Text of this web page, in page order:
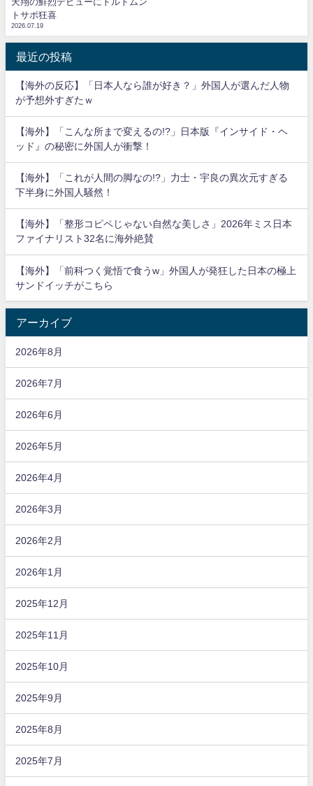
トサポ狂喜
2026.07.19
最近の投稿
【海外の反応】「日本人なら誰が好き？」外国人が選んだ人物
が予想外すぎたｗ
【海外】「こんな所まで変えるの!?」日本版『インサイド・ヘ
ッド』の秘密に外国人が衝撃！
【海外】「これが人間の脚なの!?」力士・宇良の異次元すぎる
下半身に外国人騒然！
【海外】「整形コピペじゃない自然な美しさ」2026年ミス日本
ファイナリスト32名に海外絶賛
【海外】「前科つく覚悟で食うw」外国人が発狂した日本の極上
サンドイッチがこちら
アーカイブ
2026年8月
2026年7月
2026年6月
2026年5月
2026年4月
2026年3月
2026年2月
2026年1月
2025年12月
2025年11月
2025年10月
2025年9月
2025年8月
2025年7月